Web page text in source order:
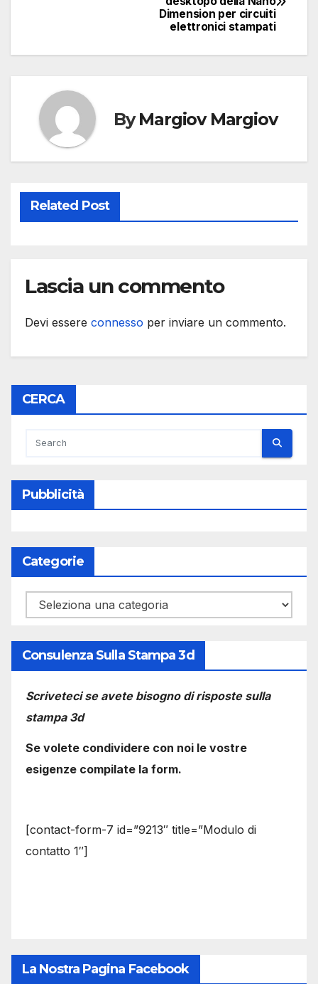
Dimension per circuiti
elettronici stampati
ByMargiov Margiov
Related Post
Lascia un commento
Devi essere connesso per inviare un commento.
CERCA
Pubblicità
Categorie
Categorie
Consulenza Sulla Stampa 3d
Scriveteci se avete bisogno di risposte sulla
stampa 3d
Se volete condividere con noi le vostre
esigenze compilate la form.
[contact-form-7 id=”9213″ title=”Modulo di
contatto 1″]
La Nostra Pagina Facebook